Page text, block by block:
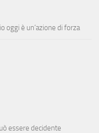
oggi è un’azione di forza
essere decidente